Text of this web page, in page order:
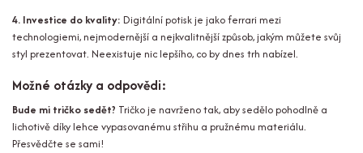
4. Investice do kvality: Digitální potisk je jako ferrari mezi
technologiemi, nejmodernější a nejkvalitnější způsob, jakým můžete svůj
styl prezentovat. Neexistuje nic lepšího, co by dnes trh nabízel.
Možné otázky a odpovědi:
Bude mi tričko sedět? Tričko je navrženo tak, aby sedělo pohodlně a
lichotivě díky lehce vypasovanému střihu a pružnému materiálu.
Přesvědčte se sami!